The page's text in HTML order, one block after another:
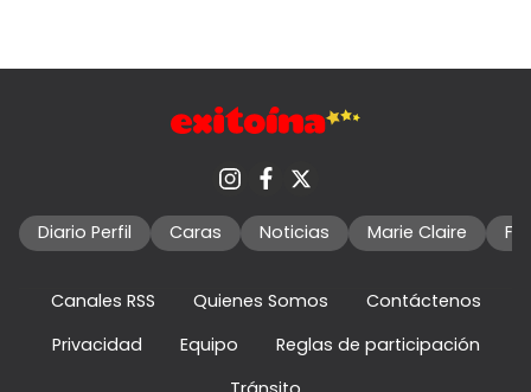
Diario Perfil Caras Noticias Marie Claire
Canales RSS Quienes Somos
Contáctenos
Privacidad
Equipo
Reglas de participación